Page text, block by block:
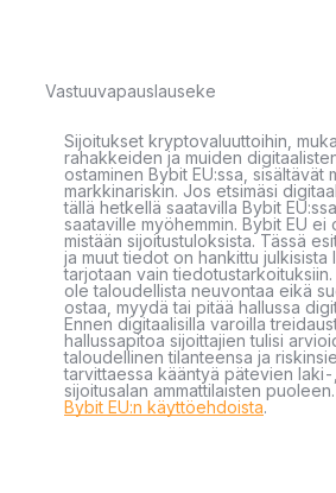
Vastuuvapauslauseke
Sijoitukset kryptovaluuttoihin,
rahakkeiden ja muiden
ostaminen Bybit EU:ssa, sisältävät
markkinariskin. Jos etsimäsi
tällä hetkellä saatavilla Bybit
saataville myöhemmin. Bybit EU ei
mistään sijoitustuloksista. Tässä
ja muut tiedot on hankittu julkisista
tarjotaan vain tiedotustarkoituksiin.
ole taloudellista neuvontaa eikä
ostaa, myydä tai pitää hallussa
Ennen digitaalisilla varoilla
hallussapitoa sijoittajien tulisi
taloudellinen tilanteensa ja
tarvittaessa kääntyä pätevien
sijoitusalan ammattilaisten
Bybit EU:n käyttöehdoista.